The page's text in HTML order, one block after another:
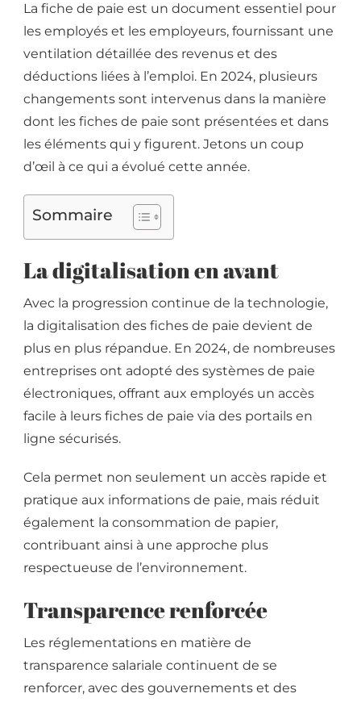
La fiche de paie est un document essentiel pour
les employés et les employeurs, fournissant une
ventilation détaillée des revenus et des
déductions liées à l’emploi. En 2024, plusieurs
changements sont intervenus dans la manière
dont les fiches de paie sont présentées et dans
les éléments qui y figurent. Jetons un coup
d’œil à ce qui a évolué cette année.
Sommaire
La digitalisation en avant
Avec la progression continue de la technologie,
la digitalisation des fiches de paie devient de
plus en plus répandue. En 2024, de nombreuses
entreprises ont adopté des systèmes de paie
électroniques, offrant aux employés un accès
facile à leurs fiches de paie via des portails en
ligne sécurisés.
Cela permet non seulement un accès rapide et
pratique aux informations de paie, mais réduit
également la consommation de papier,
contribuant ainsi à une approche plus
respectueuse de l’environnement.
Transparence renforcée
Les réglementations en matière de
transparence salariale continuent de se
renforcer, avec des gouvernements et des